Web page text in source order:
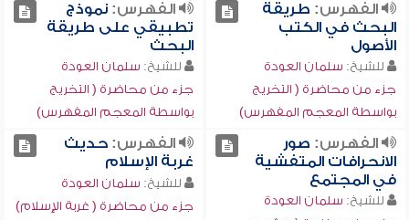
الفهرس: طريقة
البحث في الكتب
الأصول
للشيخ: سلمان العودة
جزء من محاضرة ( التخريج
بواسطة المعجم المفهرس)
الفهرس:نموذج
تطبيقي على طريقة
البحث
للشيخ: سلمان العودة
جزء من محاضرة ( التخريج
بواسطة المعجم المفهرس)
الفهرس: صور
الانحرافات المتفشية
في المجتمع
للشيخ: سلمان العودة
الفهرس:حديث
غربة الإسلام
للشيخ: سلمان العودة
جزء من محاضرة ( غربة الإسلام)